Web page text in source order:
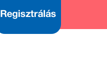
Regisztrálás